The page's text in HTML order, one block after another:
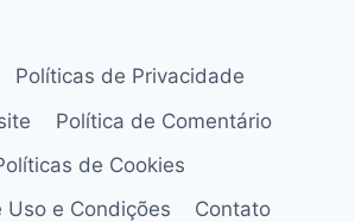
Políticas de Privacidade
Política de Comentário
de Cookies
Uso e Condições
Contato